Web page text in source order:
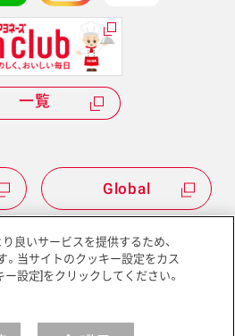
Global
一覧
サイトポリシー
良いサービスを提供するため、
。当サイトのクッキー設定をカス
ー設定]をクリックしてください。